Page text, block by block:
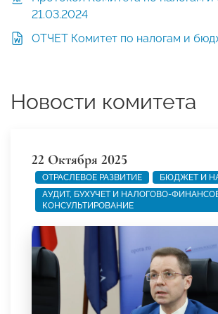
21.03.2024
ОТЧЕТ Комитет по налогам и
Новости комитета
22 Октября 2025
ОТРАСЛЕВОЕ РАЗВИТИЕ
БЮДЖЕТ И
АУДИТ, БУХУЧЕТ И НАЛОГОВО-
КОНСУЛЬТИРОВАНИЕ